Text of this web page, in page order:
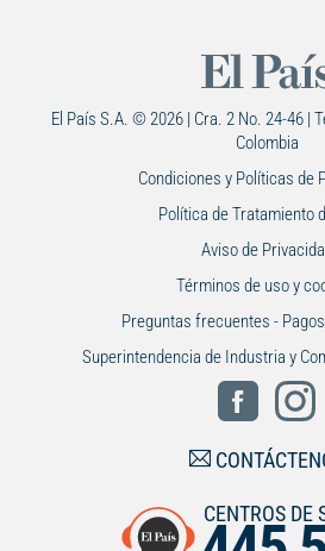
El País S.A. © 2026 | Cra. 2 No. 24-46 |
Colombia
Condiciones y Políticas de
Política de Tratamiento
Aviso de
Términos de uso y
Preguntas frecuentes -
Superintendencia de Industria y
CENTROS DE